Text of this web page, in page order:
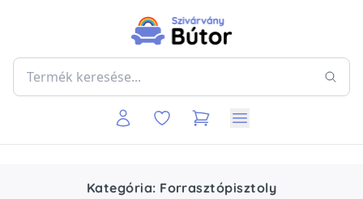
Kategória: Forrasztópisztoly